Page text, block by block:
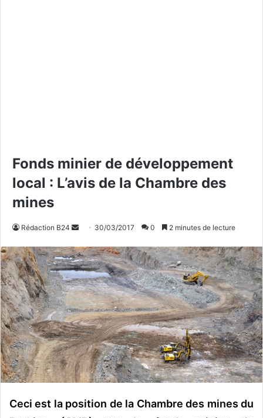
Fonds minier de développement
local : L’avis de la Chambre des
mines
Rédaction B24
v
o
y
e
r
u
n
c
o
u
r
30/03/2017 0 2 minutes de lecture
Ceci est la position de la Chambre des mines du